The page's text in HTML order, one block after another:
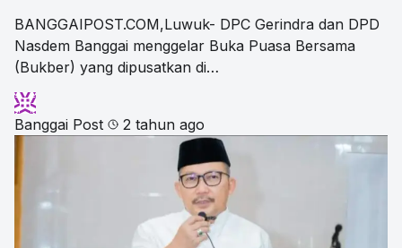
BANGGAIPOST.COM,Luwuk- DPC Gerindra dan DPD
Nasdem Banggai menggelar Buka Puasa Bersama
(Bukber) yang dipusatkan di…
Banggai Post 2 tahun ago